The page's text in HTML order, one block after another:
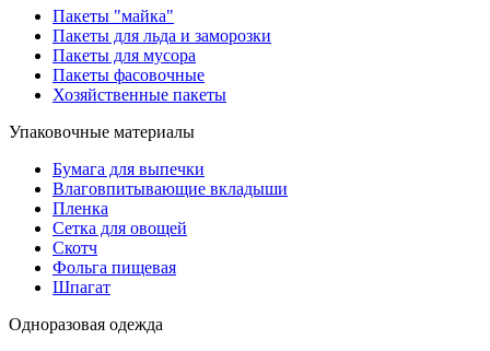
Пакеты "майка"
Пакеты для льда и заморозки
Пакеты для мусора
Пакеты фасовочные
Хозяйственные пакеты
Упаковочные материалы
Бумага для выпечки
Влаговпитывающие вкладыши
Пленка
Сетка для овощей
Скотч
Фольга пищевая
Шпагат
Одноразовая одежда